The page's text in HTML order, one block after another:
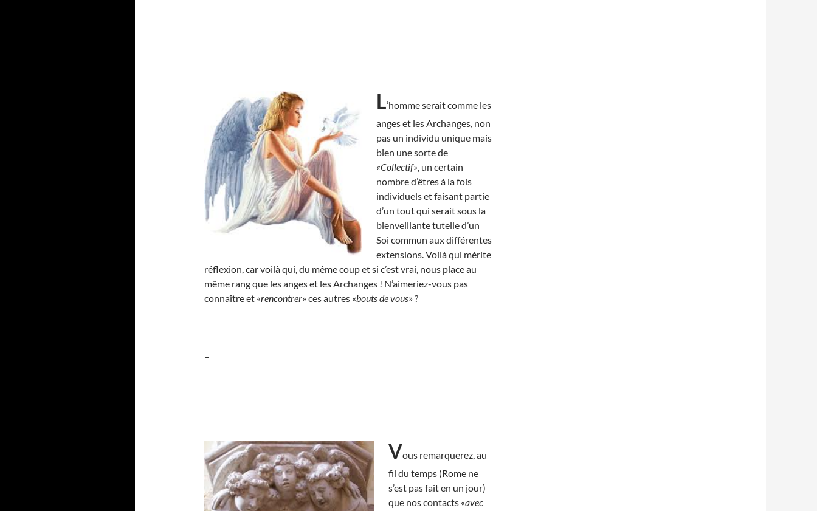
L’homme serait comme les
anges et les Archanges, non
pas un individu unique mais
bien une sorte de
«Collectif», un certain
nombre d’êtres à la fois
individuels et faisant partie
d’un tout qui serait sous la
bienveillante tutelle d’un
Soi commun aux différentes
extensions. Voilà qui mérite
réflexion, car voilà qui, du même coup et si c’est vrai, nous place au
même rang que les anges et les Archanges ! N’aimeriez-vous pas
connaître et «rencontrer» ces autres «bouts de vous» ?
–
Vous remarquerez, au
fil du temps (Rome ne
s’est pas fait en un jour)
que nos contacts «avec